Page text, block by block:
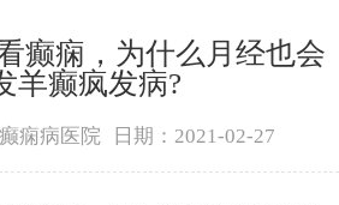
癫痫，为什么月经也会
羊癫疯发病?
痫病医院 日期：2021-02-27